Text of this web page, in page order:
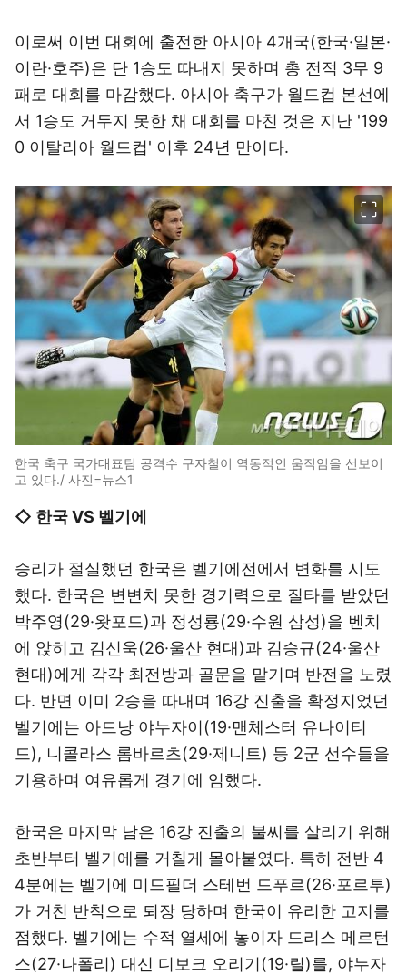
이로써 이번 대회에 출전한 아시아 4개국(한국·일본·
이란·호주)은 단 1승도 따내지 못하며 총 전적 3무 9
패로 대회를 마감했다. 아시아 축구가 월드컵 본선에
서 1승도 거두지 못한 채 대회를 마친 것은 지난 '199
0 이탈리아 월드컵' 이후 24년 만이다.
한국 축구 국가대표팀 공격수 구자철이 역동적인 움직임을 선보이
고 있다./ 사진=뉴스1
◇ 한국 VS 벨기에
승리가 절실했던 한국은 벨기에전에서 변화를 시도
했다. 한국은 변변치 못한 경기력으로 질타를 받았던
박주영(29·왓포드)과 정성룡(29·수원 삼성)을 벤치
에 앉히고 김신욱(26·울산 현대)과 김승규(24·울산
현대)에게 각각 최전방과 골문을 맡기며 반전을 노렸
다. 반면 이미 2승을 따내며 16강 진출을 확정지었던
벨기에는 아드낭 야누자이(19·맨체스터 유나이티
드), 니콜라스 롬바르츠(29·제니트) 등 2군 선수들을
기용하며 여유롭게 경기에 임했다.
한국은 마지막 남은 16강 진출의 불씨를 살리기 위해
초반부터 벨기에를 거칠게 몰아붙였다. 특히 전반 4
4분에는 벨기에 미드필더 스테번 드푸르(26·포르투)
가 거친 반칙으로 퇴장 당하며 한국이 유리한 고지를
점했다. 벨기에는 수적 열세에 놓이자 드리스 메르턴
스(27·나폴리) 대신 디보크 오리기(19·릴)를, 야누자